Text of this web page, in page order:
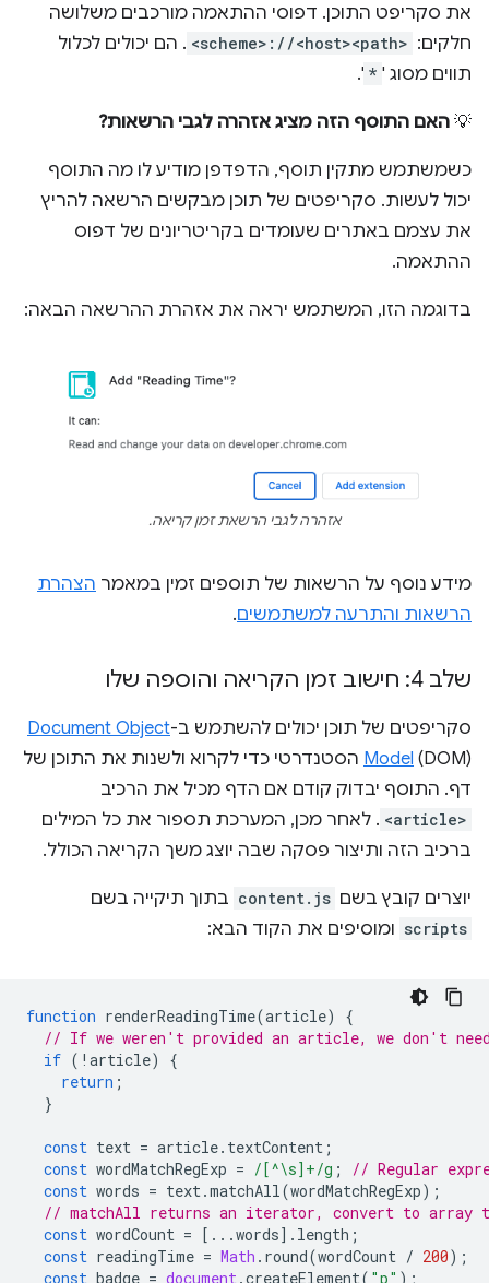
את סקריפט התוכן. דפוסי ההתאמה מורכבים משלושה
חלקים: <scheme>://<host><path> . הם יכולים לכלול
תווים מסוג ' *
'.
💡 האם התוסף הזה מציג אזהרה לגבי הרשאות?
כשמשתמש מתקין תוסף, הדפדפן מודיע לו מה התוסף
יכול לעשות. סקריפטים של תוכן מבקשים הרשאה להריץ
את עצמם באתרים שעומדים בקריטריונים של דפוס
ההתאמה.
בדוגמה הזו, המשתמש יראה את אזהרת ההרשאה הבאה:
אזהרה לגבי הרשאת זמן קריאה.
מידע נוסף על הרשאות של תוספים זמין במאמר הצהרת
הרשאות והתרעה למשתמשים.
שלב 4: חישוב זמן הקריאה והוספה שלו
סקריפטים של תוכן יכולים להשתמש ב-Document Object
Model (DOM) הסטנדרטי כדי לקרוא ולשנות את התוכן של
דף. התוסף יבדוק קודם אם הדף מכיל את הרכיב
<article> . לאחר מכן, המערכת תספור את כל המילים
ברכיב הזה ותיצור פסקה שבה יוצג משך הקריאה הכולל.
יוצרים קובץ בשם content.js בתוך תיקייה בשם
scripts ומוסיפים את הקוד הבא:
function renderReadingTime(article)
{
// If we weren't provided an article, we don't
if ( ! article)
{
return ;
}
const text = article. textContent ;
const wordMatchRegExp = /[^\s]+/g ;
// Regular
const words = text.matchAll(wordMatchRegExp);
// matchAll returns an iterator, convert to array
const wordCount = [...words]. length ;
const readingTime = Math . round(wordCount / 200);
const badge = document.createElement( "p" );